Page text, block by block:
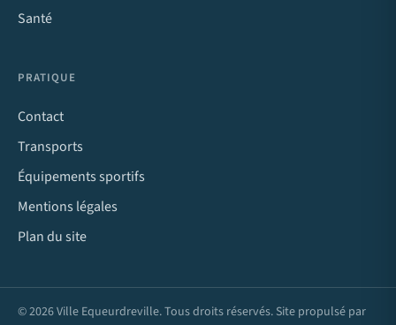
Santé
PRATIQUE
Contact
Transports
Équipements sportifs
Mentions légales
Plan du site
© 2026 Ville Equeurdreville. Tous droits réservés. Site propulsé par